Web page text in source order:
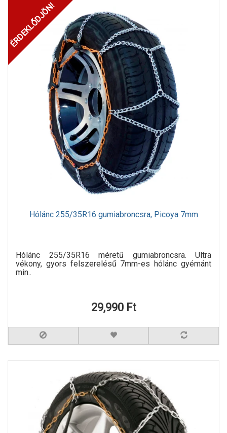
ÉRDEKLŐDJÖN!
Hólánc 255/35R16 gumiabroncsra, Picoya 7mm
Hólánc 255/35R16 méretű gumiabroncsra. Ultra
vékony, gyors felszerelésű 7mm-es hólánc gyémánt
min..
29,990 Ft